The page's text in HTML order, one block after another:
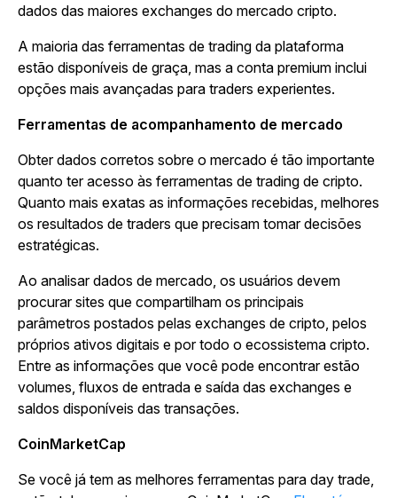
dados das maiores exchanges do mercado cripto.
A maioria das ferramentas de trading da plataforma
estão disponíveis de graça, mas a conta premium inclui
opções mais avançadas para traders experientes.
Ferramentas de acompanhamento de mercado
Obter dados corretos sobre o mercado é tão importante
quanto ter acesso às ferramentas de trading de cripto.
Quanto mais exatas as informações recebidas, melhores
os resultados de traders que precisam tomar decisões
estratégicas.
Ao analisar dados de mercado, os usuários devem
procurar sites que compartilham os principais
parâmetros postados pelas exchanges de cripto, pelos
próprios ativos digitais e por todo o ecossistema cripto.
Entre as informações que você pode encontrar estão
volumes, fluxos de entrada e saída das exchanges e
saldos disponíveis das transações.
CoinMarketCap
Se você já tem as melhores ferramentas para day trade,